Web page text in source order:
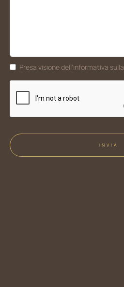
Presa visione dell’informativa sulla